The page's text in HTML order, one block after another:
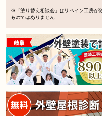
※「塗り替え相談会」はリペイン工房が
ものではありません